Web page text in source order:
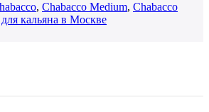
, Chabacco Medium, Chabacco
кальяна в Москве